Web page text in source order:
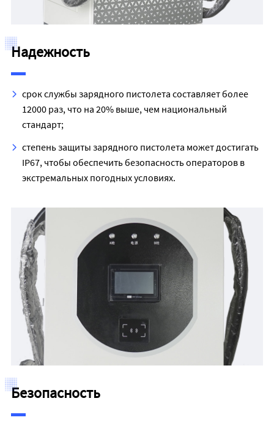
Надежность
срок службы зарядного пистолета составляет более
12000 раз, что на 20% выше, чем национальный
стандарт;
степень защиты зарядного пистолета может достигать
IP67, чтобы обеспечить безопасность операторов в
экстремальных погодных условиях.
Безопасность